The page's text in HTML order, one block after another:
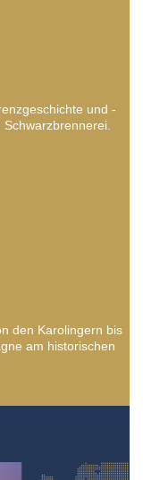
und -
den Karolingern bis
am historischen